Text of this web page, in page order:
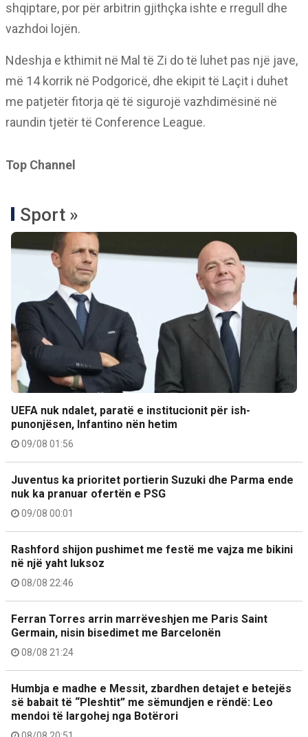
shqiptare, por për arbitrin gjithçka ishte e rregull dhe
vazhdoi lojën.
Ndeshja e kthimit në Mal të Zi do të luhet pas një jave,
më 14 korrik në Podgoricë, dhe ekipit të Laçit i duhet
me patjetër fitorja që të sigurojë vazhdimësinë në
raundin tjetër të Conference League.
Top Channel
Sport »
UEFA nuk ndalet, paratë e institucionit për ish-
punonjësen, Infantino nën hetim
09/08 01:56
Juventus ka prioritet portierin Suzuki dhe Parma ende
nuk ka pranuar ofertën e PSG
09/08 00:01
Rashford shijon pushimet me festë me vajza me bikini
në një yaht luksoz
08/08 22:46
Ferran Torres arrin marrëveshjen me Paris Saint
Germain, nisin bisedimet me Barcelonën
08/08 21:24
Humbja e madhe e Messit, zbardhen detajet e betejës
së babait të “Pleshtit” me sëmundjen e rëndë: Leo
mendoi të largohej nga Botërori